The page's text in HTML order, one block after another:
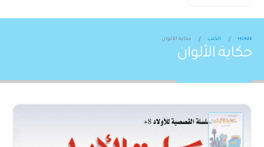
HOME الكتب حكاية الألوان
حكاية الألوان